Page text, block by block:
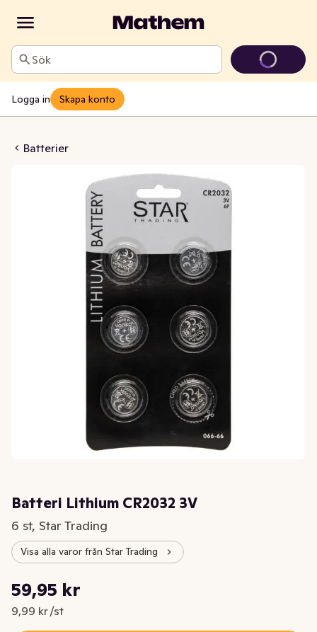
Sök
Logga in Skapa konto
Batterier
CR2032 3V
Batteri Lithium CR2032 3V
6 st, Star Trading
Visa alla varor från Star Trading
Nuvarande pris är: 59,95 kr
59,95 kr
9,99 kr /st
Styckpris: 9,99 kr /st